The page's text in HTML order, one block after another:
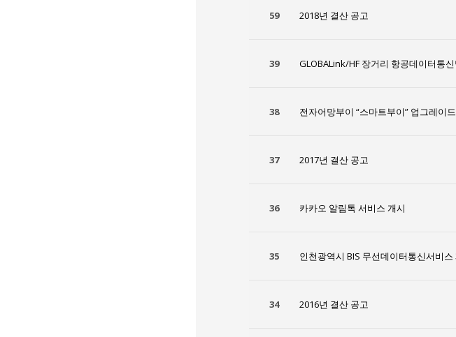
59 2018년 결산 공고
39 GLOBALink/HF 장거리 항공데이터통
38 전자어망부이 “스마트부이” 업그레이
37 2017년 결산 공고
36 카카오 알림톡 서비스 개시
35 인천광역시 BIS 무선데이터통신서비스
34 2016년 결산 공고